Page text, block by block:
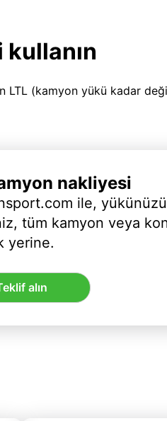
LTL (kamyon yükü kadar
nakliyesi
ile,
tüm kamyon veya
yerine.
alın